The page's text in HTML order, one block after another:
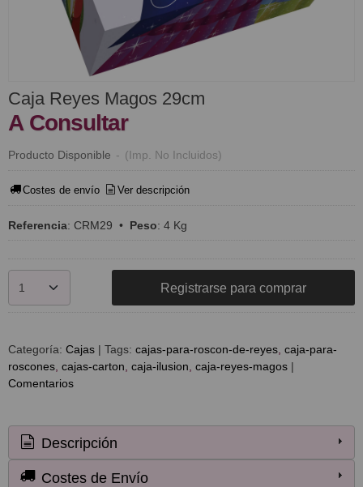
Caja Reyes Magos 29cm
A Consultar
Producto Disponible - (Imp. No Incluidos)
Costes de envío Ver descripción
Referencia: CRM29 • Peso: 4 Kg
Registrarse para comprar
Categoría: Cajas | Tags: cajas-para-roscon-de-reyes caja-para-
roscones cajas-carton caja-ilusion caja-reyes-magos |
Comentarios
Descripción
Costes de Envío